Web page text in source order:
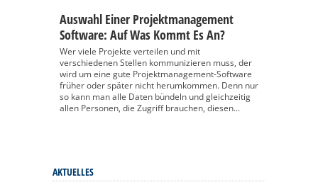
Auswahl Einer Projektmanagement
Software: Auf Was Kommt Es An?
Wer viele Projekte verteilen und mit
verschiedenen Stellen kommunizieren muss, der
wird um eine gute Projektmanagement-Software
früher oder später nicht herumkommen. Denn nur
so kann man alle Daten bündeln und gleichzeitig
allen Personen, die Zugriff brauchen, diesen...
AKTUELLES